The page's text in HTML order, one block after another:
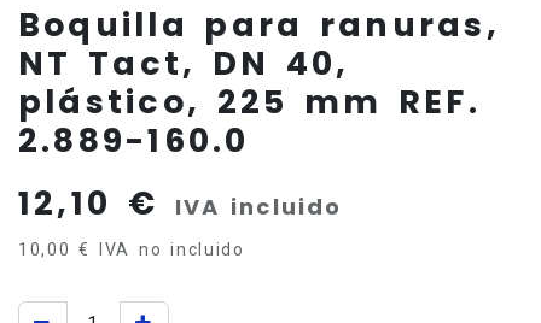
Boquilla para ranuras,
NT Tact, DN 40,
plástico, 225 mm REF.
2.889-160.0
12,10 € IVA incluido
10,00 € IVA no incluido